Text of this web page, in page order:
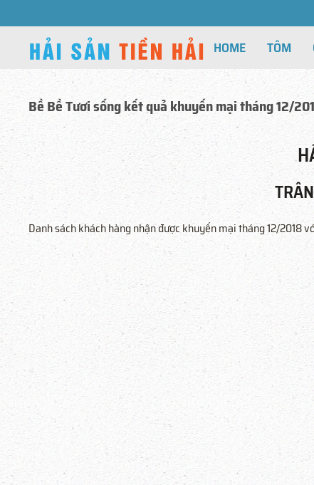
HOME TÔM
Bề Bề Tươi sống kết quả khuyến mại tháng 12/
Danh sách khách hàng nhận được khuyến mại tháng 12/2018